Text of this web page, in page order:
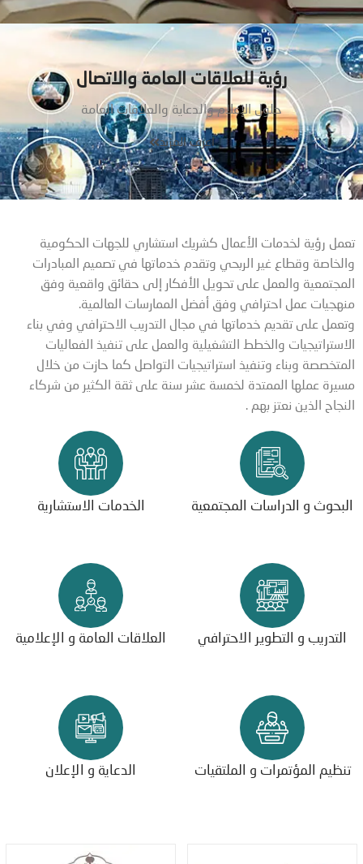
رؤية للعلاقات العامة والاتصال
حلول الإعلام والدعاية والعلاقات العامة
اعرف المزيد
تعمل رؤية لخدمات الأعمال كشريك استشاري للجهات الحكومية
والخاصة وقطاع غير الربحي وتقدم خدماتها في تصميم المبادرات
المجتمعية والعمل على تحويل الأفكار إلى حقائق واقعية وفق
منهجيات عمل احترافي وفق أفضل الممارسات العالمية.
وتعمل على تقديم خدماتها في مجال التدريب الاحترافي وفي بناء
الاستراتيجيات والخطط التشغيلية والعمل على تنفيذ الفعاليات
المتخصصة وبناء وتنفيذ استراتيجيات التواصل كما حازت من خلال
مسيرة عملها الممتدة لخمسة عشر سنة على ثقة الكثير من شركاء
النجاح الذين نعتز بهم .
البحوث و الدراسات المجتمعية الخدمات الاستشارية
التدريب و التطوير الاحترافي العلاقات العامة و الإعلامية
تنظيم المؤتمرات و الملتقيات الدعاية و الإعلان